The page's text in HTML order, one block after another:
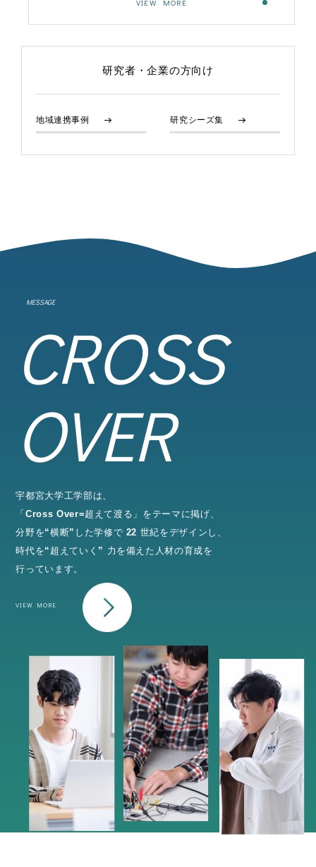
VIEW MORE
研究者・企業の方向け
地域連携事例 研究シーズ集
MESSAGE
CROSS
OVER
宇都宮大学工学部は、
「Cross Over=超えて渡る」をテーマに掲げ、
分野を“横断”した学修で 22 世紀をデザインし、
時代を“超えていく” 力を備えた人材の育成を
行っています。
VIEW MORE